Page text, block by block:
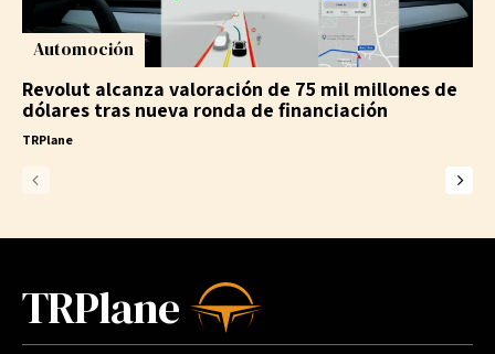
Automoción
Revolut alcanza valoración de 75 mil millones de
dólares tras nueva ronda de financiación
TRPlane
TRPlane